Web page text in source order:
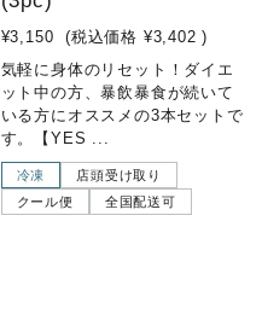
¥3,150 (税込価格 ¥3,402 )
気軽に身体のリセット！ダイエ
ット中の方、暴飲暴食が続いて
いる方にオススメの3本セットで
す。【YES ...
冷凍
店頭受け取り
クール便
全国配送可